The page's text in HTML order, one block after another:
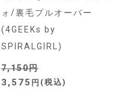
ォ/裏毛プルオーバー
(4GEEKs by
SPIRALGIRL)
7,150
3,575 税込